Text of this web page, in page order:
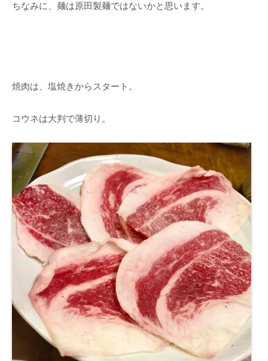
ちなみに、麺は原田製麺ではないかと思います。
焼肉は、塩焼きからスタート。
コウネは大判で薄切り。